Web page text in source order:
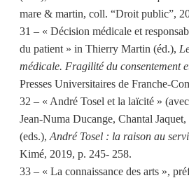
mare & martin, coll. “Droit public”,
31 – « Décision médicale et
du patient » in Thierry Martin (éd.),
médicale. Fragilité du consentement
Presses Universitaires de Franche-
32 – « André Tosel et la laïcité »
Jean-Numa Ducange, Chantal
(eds.), André Tosel : la raison au
Kimé, 2019, p. 245- 258.
33 – « La connaissance des arts »,